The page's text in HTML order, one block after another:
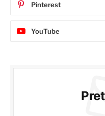
Pinterest
YouTube